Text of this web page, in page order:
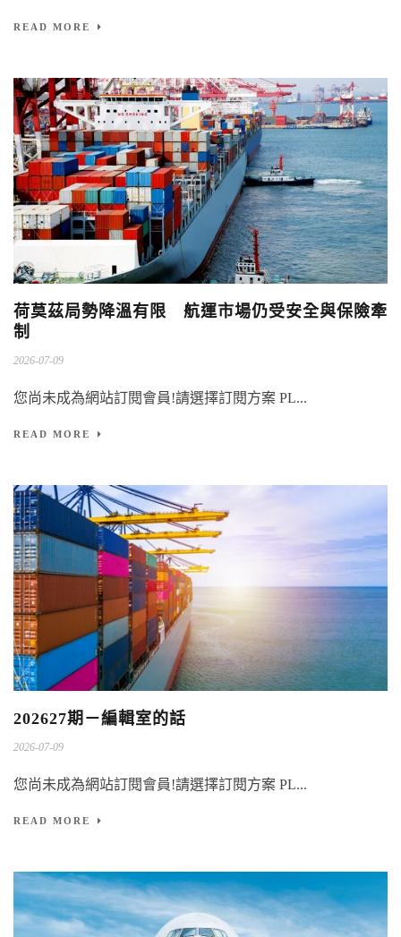
READ MORE
荷莫茲局勢降溫有限 航運市場仍受安全與保險牽
制
2026-07-09
您尚未成為網站訂閱會員!請選擇訂閱方案 PL...
READ MORE
202627期－編輯室的話
2026-07-09
您尚未成為網站訂閱會員!請選擇訂閱方案 PL...
READ MORE